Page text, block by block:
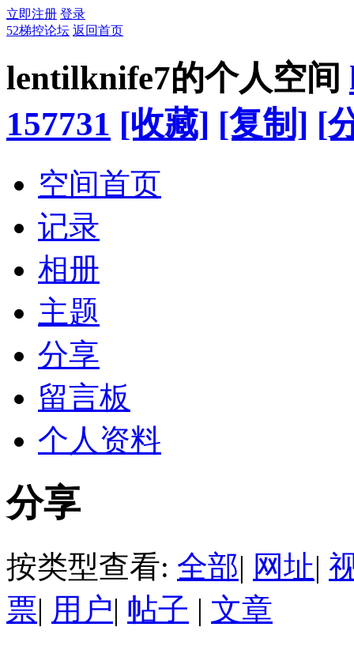
立即注册 登录
52梯控论坛 返回首页
lentilknife7的个人空间
157731 [收藏] [复制] [
空间首页
记录
相册
主题
分享
留言板
个人资料
分享
按类型查看: 全部| 网址|
票| 用户| 帖子 | 文章